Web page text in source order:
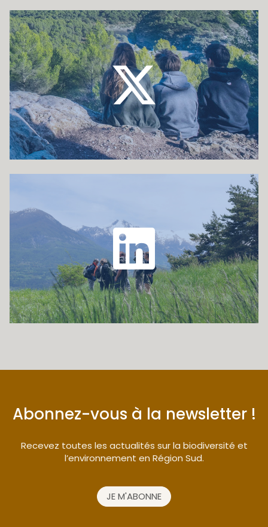
Abonnez-vous à la newsletter !
Recevez toutes les actualités sur la biodiversité et
l’environnement en Région Sud.
JE M'ABONNE